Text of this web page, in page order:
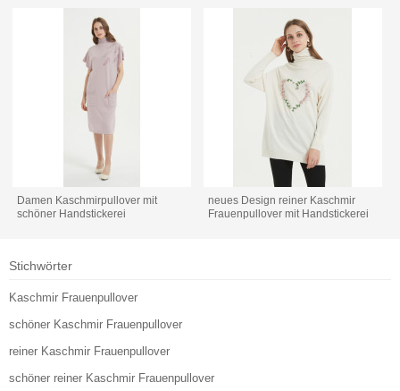
Damen Kaschmirpullover mit
schöner Handstickerei
neues Design reiner Kaschmir
Frauenpullover mit Handstickerei
Stichwörter
Kaschmir Frauenpullover
schöner Kaschmir Frauenpullover
reiner Kaschmir Frauenpullover
schöner reiner Kaschmir Frauenpullover